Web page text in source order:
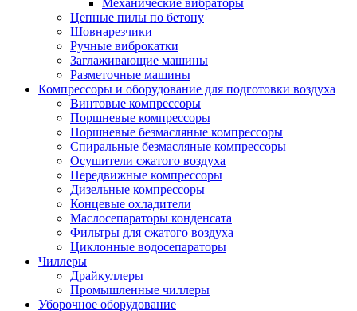
Механические вибраторы
Цепные пилы по бетону
Шовнарезчики
Ручные виброкатки
Заглаживающие машины
Разметочные машины
Компрессоры и оборудование для подготовки воздуха
Винтовые компрессоры
Поршневые компрессоры
Поршневые безмасляные компрессоры
Спиральные безмасляные компрессоры
Осушители сжатого воздуха
Передвижные компрессоры
Дизельные компрессоры
Концевые охладители
Маслосепараторы конденсата
Фильтры для сжатого воздуха
Циклонные водосепараторы
Чиллеры
Драйкуллеры
Промышленные чиллеры
Уборочное оборудование